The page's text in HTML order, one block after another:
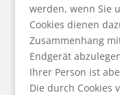
werden, wenn Sie
Cookies dienen
Zusammenhang
Endgerät
Ihrer Person ist
Die durch Cookies